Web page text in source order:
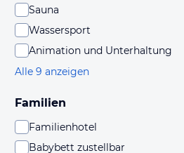
Sauna
Wassersport
Animation und Unterhaltung
Alle 9 anzeigen
Familien
Familienhotel
Babybett zustellbar